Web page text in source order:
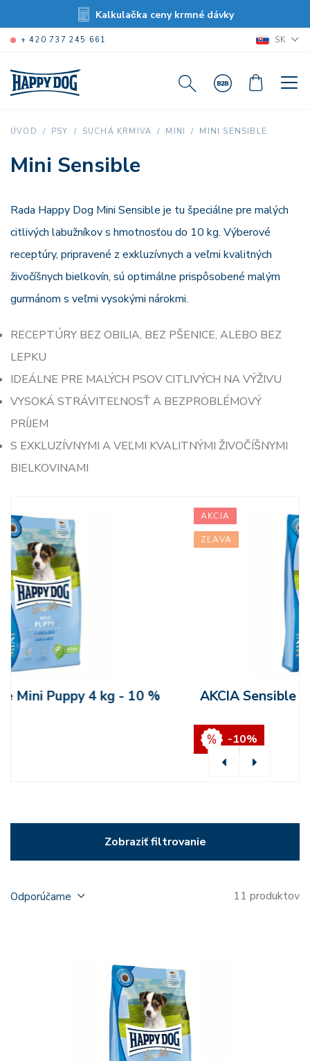
Kalkulačka ceny krmné dávky
+ 420 737 245 661 SK
ÚVOD PSY SUCHÁ KRMIVA MINI MINI SENSIBLE
Mini Sensible
Rada Happy Dog Mini Sensible je tu špeciálne pre malých
citlivých labužníkov s hmotnosťou do 10 kg. Výberové
receptúry, pripravené z exkluzívnych a veľmi kvalitných
živočíšnych bielkovín, sú optimálne prispôsobené malým
gurmánom s veľmi vysokými nárokmi.
RECEPTÚRY BEZ OBILIA, BEZ PŠENICE, ALEBO BEZ
LEPKU
IDEÁLNE PRE MALÝCH PSOV CITLIVÝCH NA VÝŽIVU
VYSOKÁ STRÁVITEĽNOSŤ A BEZPROBLÉMOVÝ
PRÍJEM
S EXKLUZÍVNYMI A VEĽMI KVALITNÝMI ŽIVOČÍŠNYMI
BIELKOVINAMI
AKCIA
ZĽAVA
AKCIA Sensible Mini Puppy 800 g - 10 %
Odporúčame
Zobraziť filtrovanie
11 produktov